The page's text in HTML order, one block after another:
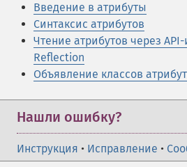
Введение в атрибуты
Синтаксис атрибутов
Чтение атрибутов через
Reflection
Объявление классов
Нашли ошибку?
Инструкция • Исправление •